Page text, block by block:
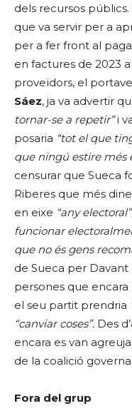
dels recursos
que va servir per a
per a fer front al
en factures de 2023
proveïdors, el
Sáez, ja va advertir
tornar-se a repetir”i
posaria “tot el que
que ningú estire més
censurar que Sueca
Riberes que més
en eixe “any
funcionar
que no és gens
de Sueca per
persones que encara
el seu partit prendria
“canviar coses”. Des
encara es van
de la coalició
Fora del grup